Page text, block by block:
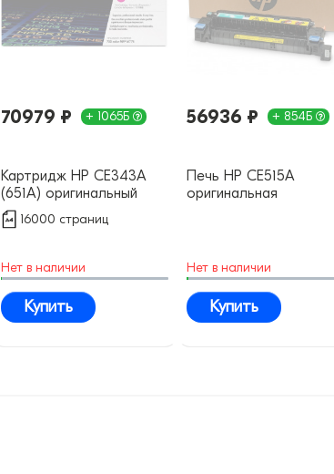
70979 ₽ + 1065Б
Картридж HP CE343A
(651A) оригинальный
16000 страниц
Нет в наличии
Купить
56936 ₽ + 854Б
Печь HP CE515A
оригинальная
Нет в наличии
Купить